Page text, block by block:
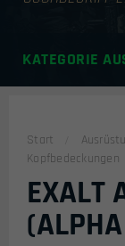
KATEGORIE
Start
Kopfbedeckungen
EXALT